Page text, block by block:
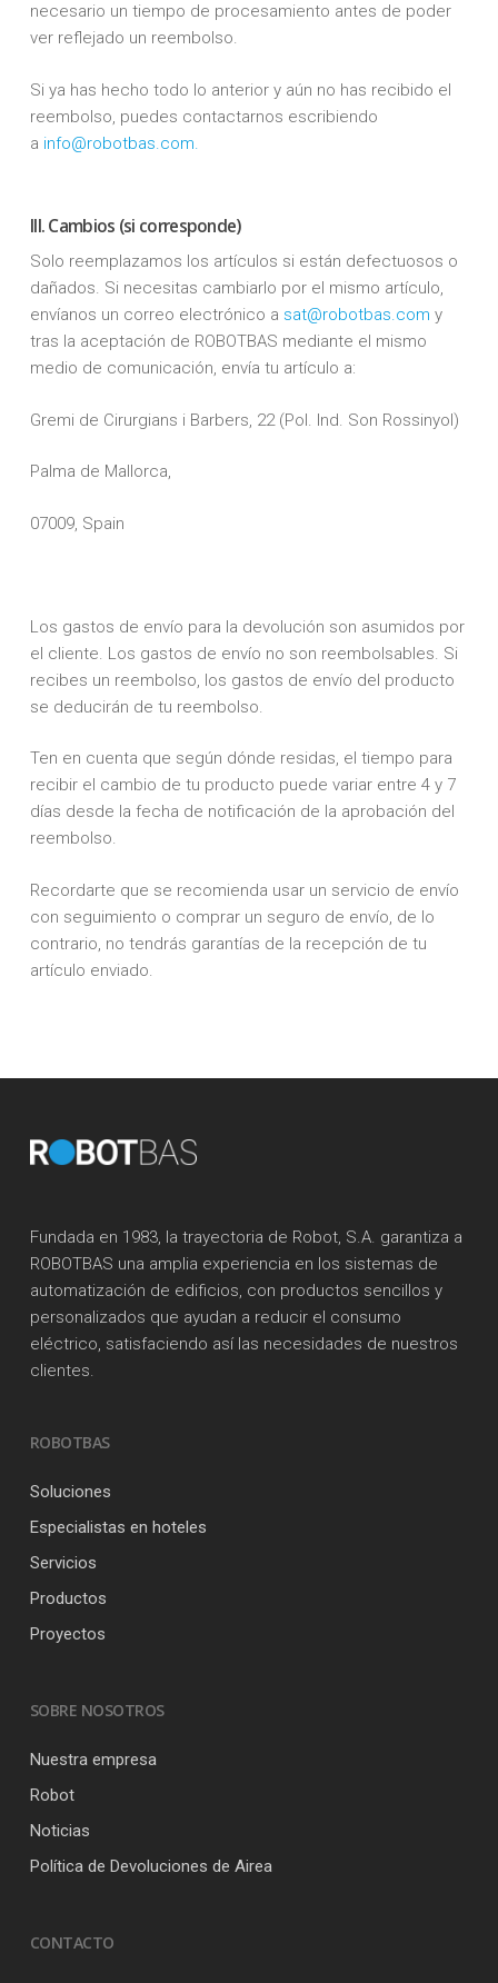
necesario un tiempo de procesamiento antes de poder
ver reflejado un reembolso.
Si ya has hecho todo lo anterior y aún no has recibido el
reembolso, puedes contactarnos escribiendo
a info@robotbas.com.
III. Cambios (si corresponde)
Solo reemplazamos los artículos si están defectuosos o
dañados. Si necesitas cambiarlo por el mismo artículo,
envíanos un correo electrónico a sat@robotbas.com y
tras la aceptación de ROBOTBAS mediante el mismo
medio de comunicación, envía tu artículo a:
Gremi de Cirurgians i Barbers, 22 (Pol. Ind. Son Rossinyol)
Palma de Mallorca,
07009, Spain
Los gastos de envío para la devolución son asumidos por
el cliente. Los gastos de envío no son reembolsables. Si
recibes un reembolso, los gastos de envío del producto
se deducirán de tu reembolso.
Ten en cuenta que según dónde residas, el tiempo para
recibir el cambio de tu producto puede variar entre 4 y 7
días desde la fecha de notificación de la aprobación del
reembolso.
Recordarte que se recomienda usar un servicio de envío
con seguimiento o comprar un seguro de envío, de lo
contrario, no tendrás garantías de la recepción de tu
artículo enviado.
Fundada en 1983, la trayectoria de Robot, S.A. garantiza a
ROBOTBAS una amplia experiencia en los sistemas de
automatización de edificios, con productos sencillos y
personalizados que ayudan a reducir el consumo
eléctrico, satisfaciendo así las necesidades de nuestros
clientes.
ROBOTBAS
Soluciones
Especialistas en hoteles
Servicios
Productos
Proyectos
SOBRE NOSOTROS
Nuestra empresa
Robot
Noticias
Política de Devoluciones de Airea
CONTACTO